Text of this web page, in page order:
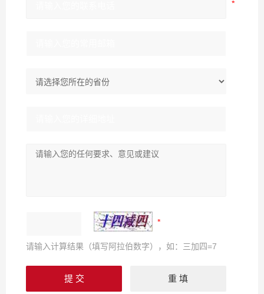
请输入计算结果（填写阿拉伯数字），如：三加四=7